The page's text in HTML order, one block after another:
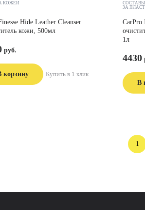
КОЖЕЙ
Hide Leather Cleanser
кожи, 500мл
корзину Купить в 1 клик
ЗА
CarPro
1л
4430
В
по
1